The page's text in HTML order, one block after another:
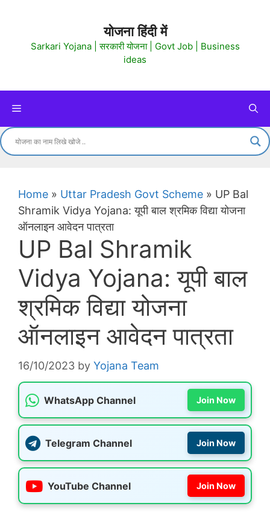
content
योजना हिंदी में
Sarkari Yojana | सरकारी योजना | Govt Job | Business
ideas
Menu
Home » Uttar Pradesh Govt Scheme » UP Bal
Shramik Vidya Yojana: यूपी बाल श्रमिक विद्या योजना
ऑनलाइन आवेदन पात्रता
UP Bal Shramik
Vidya Yojana: यूपी बाल
श्रमिक विद्या योजना
ऑनलाइन आवेदन पात्रता
16/10/2023 by Yojana Team
WhatsApp Channel Join Now
Telegram Channel Join Now
YouTube Channel Join Now